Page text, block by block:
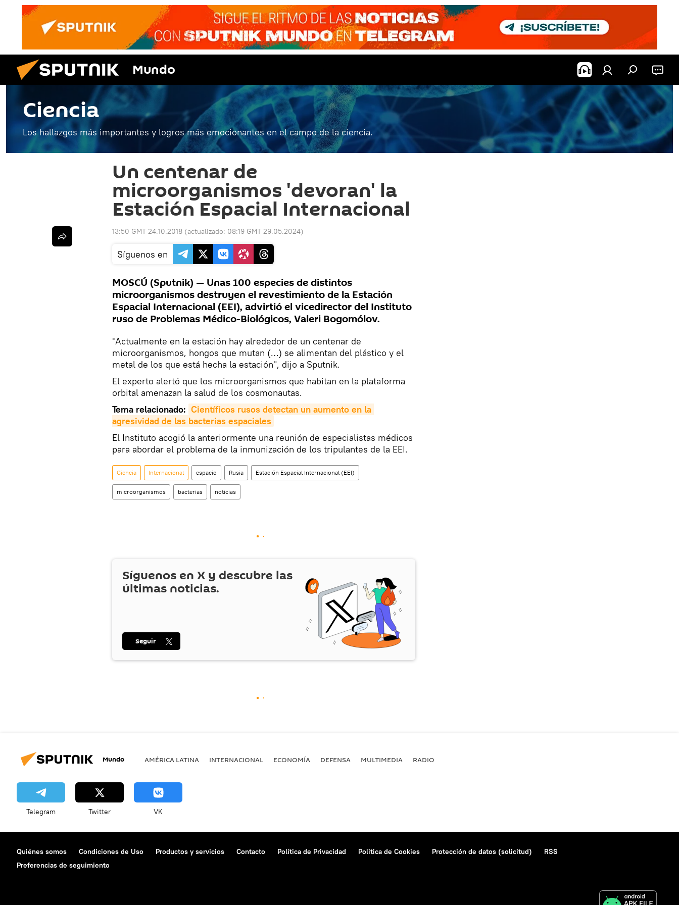
Mundo
Ciencia
Los hallazgos más importantes y logros más emocionantes en el campo de la ciencia.
Un centenar de
microorganismos 'devoran' la
Estación Espacial Internacional
13:50 GMT 24.10.2018 (actualizado: 08:19 GMT 29.05.2024)
Síguenos en
MOSCÚ (Sputnik) — Unas 100 especies de distintos
microorganismos destruyen el revestimiento de la Estación
Espacial Internacional (EEI), advirtió el vicedirector del Instituto
ruso de Problemas Médico-Biológicos, Valeri Bogomólov.
"Actualmente en la estación hay alrededor de un centenar de
microorganismos, hongos que mutan (…) se alimentan del plástico y el
metal de los que está hecha la estación", dijo a Sputnik.
El experto alertó que los microorganismos que habitan en la plataforma
orbital amenazan la salud de los cosmonautas.
Tema relacionado: Científicos rusos detectan un aumento en la
agresividad de las bacterias espaciales
El Instituto acogió la anteriormente una reunión de especialistas médicos
para abordar el problema de la inmunización de los tripulantes de la EEI.
Ciencia Internacional espacio Rusia Estación Espacial Internacional (EEI)
microorganismos bacterias noticias
Síguenos en X y descubre las
últimas noticias.
Seguir
Mundo AMÉRICA LATINA INTERNACIONAL ECONOMÍA DEFENSA MULTIMEDIA RADIO
Telegram Twitter VK
Quiénes somos Condiciones de Uso Productos y servicios Contacto Política de Privacidad Politica de Cookies Protección de datos (solicitud)
RSS
Preferencias de seguimiento